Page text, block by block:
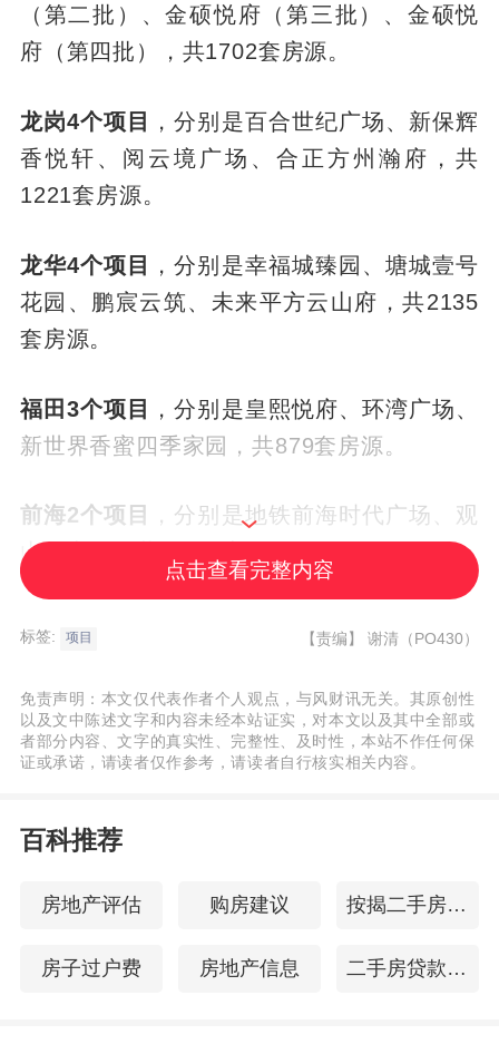
（第二批）、金硕悦府（第三批）、金硕悦
府（第四批），共1702套房源。
龙岗4个项目
，分别是百合世纪广场、新保辉
香悦轩、阅云境广场、合正方州瀚府，共
1221套房源。
龙华4个项目
，分别是幸福城臻园、塘城壹号
花园、鹏宸云筑、未来平方云山府，共2135
套房源。
福田3个项目
，分别是皇熙悦府、环湾广场、
新世界香蜜四季家园，共879套房源。
前海2个项目
，分别是地铁前海时代广场、观
山海家园，共235套房源。
盐田1个项目，嘉悦公馆，174套房源。
点击查看完整内容
标签: 项目 【责编】 谢清（PO430）
免责声明：本文仅代表作者个人观点，与风财讯无关。其原创性
以及文中陈述文字和内容未经本站证实，对本文以及其中全部或
者部分内容、文字的真实性、完整性、及时性，本站不作任何保
证或承诺，请读者仅作参考，请读者自行核实相关内容。
百科推荐
房地产评估 购房建议 按揭二手房交易流程
房子过户费 房地产信息 二手房贷款年限